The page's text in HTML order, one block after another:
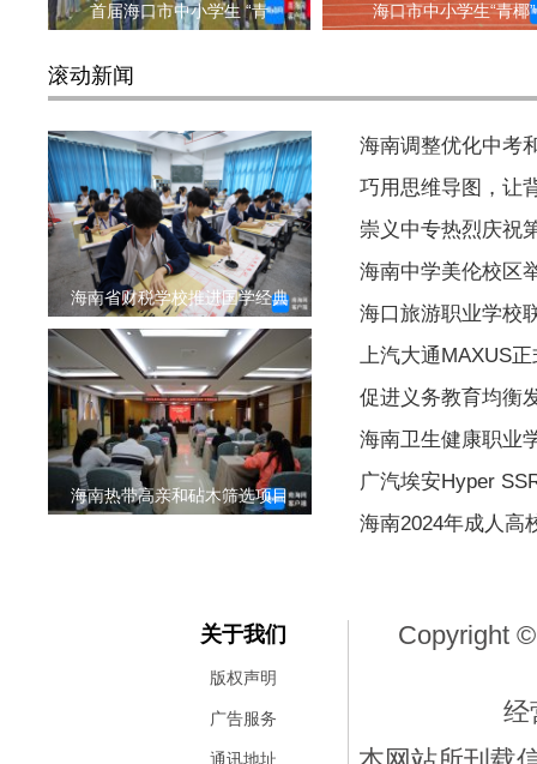
首届海口市中小学生 “青 海口市中小学生“青椰”
滚动新闻
海南省财税学校推进国学经典
海南热带高亲和砧木筛选项目
海南调整优化中考
巧用思维导图，让
崇义中专热烈庆祝
海南中学美伦校区
海口旅游职业学校
上汽大通MAXUS
促进义务教育均衡
海南卫生健康职业
广汽埃安Hyper
海南2024年成人高
关于我们
版权声明
广告服务
通讯地址
Copyright
经